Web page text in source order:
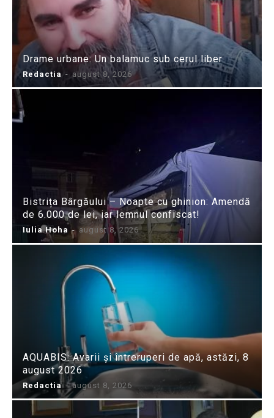
Drame urbane: Un balamuc sub cerul liber
Redactia - august 8, 2026
Bistrița Bârgăului – Noapte cu ghinion: Amendă
de 6.000 de lei, iar lemnul confiscat!
Iulia Hoha - august 8, 2026
AQUABIS: Avarii și întreruperi de apă, astăzi, 8
august 2026
Redactia - august 8, 2026